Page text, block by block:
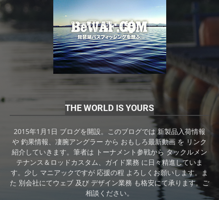
THE WORLD IS YOURS
2015年1月1日 ブログを開設。このブログでは 新製品入荷情報
や 釣果情報、凄腕アングラー から おもしろ最新動画 を リンク
紹介していきます。筆者は トーナメント参戦から タックルメン
テナンス＆ロッドカスタム、ガイド業務 に日々精進していま
す。少し マニアックですが 応援の程 よろしくお願いします。ま
た 別会社にてウェブ 及び デザイン業務 も格安にて承ります。ご
相談ください。